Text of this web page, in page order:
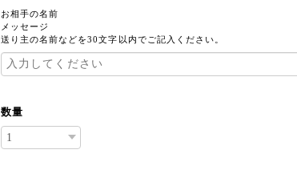
お相手の名前
メッセージ
送り主の名前などを30文字以内でご記入ください。
数量